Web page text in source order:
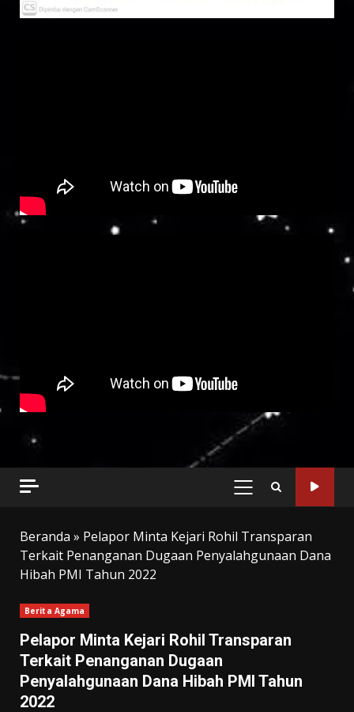
PRIMARY
Beranda » Pelapor Minta Kejari Rohil Transparan
Terkait Penanganan Dugaan Penyalahgunaan Dana
Hibah PMI Tahun 2022
Berita Agama
Pelapor Minta Kejari Rohil Transparan
Terkait Penanganan Dugaan
Penyalahgunaan Dana Hibah PMI Tahun
2022